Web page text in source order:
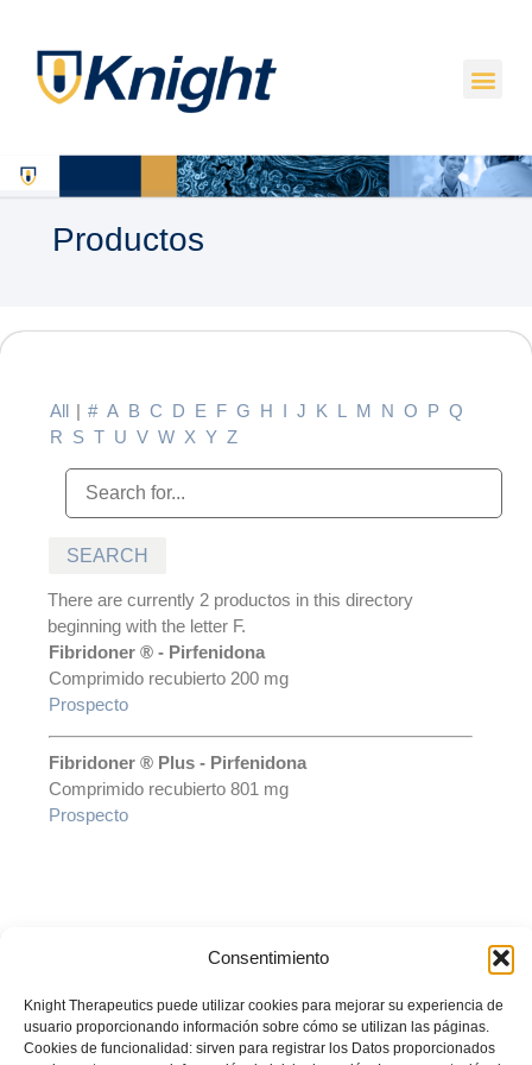
Consentimiento
Knight Therapeutics puede utilizar cookies para mejorar su experiencia de
usuario proporcionando información sobre cómo se utilizan las páginas.
Cookies de funcionalidad: sirven para registrar los Datos proporcionados
Productos
All | # A B C D E F G H I J K L M N O P Q
R S T U V W X Y Z
There are currently 2 productos in this directory
beginning with the letter F.
Fibridoner ® - Pirfenidona
Comprimido recubierto 200 mg
Prospecto
Fibridoner ® Plus - Pirfenidona
Comprimido recubierto 801 mg
Prospecto
© Laboratorio LKM S.A. Todos los derechos reservados. Prohibida su
presentada es desarrollada con un propósito informativo y no debe
ser utilizada para realizar diagnósticos o definir el tratamiento para
alguna condición médica. Recuerde siempre consultar sus